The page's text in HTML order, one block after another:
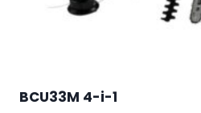
BCU33M 4-i-1